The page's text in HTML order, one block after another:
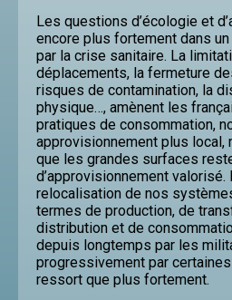
Les questions d’écologie et
encore plus fortement dans
par la crise sanitaire. La
déplacements, la fermeture
risques de contamination, la
physique…, amènent les
pratiques de consommation,
approvisionnement plus local,
que les grandes surfaces
d’approvisionnement valorisé.
relocalisation de nos
termes de production, de
distribution et de
depuis longtemps par les
progressivement par
ressort que plus fortement.